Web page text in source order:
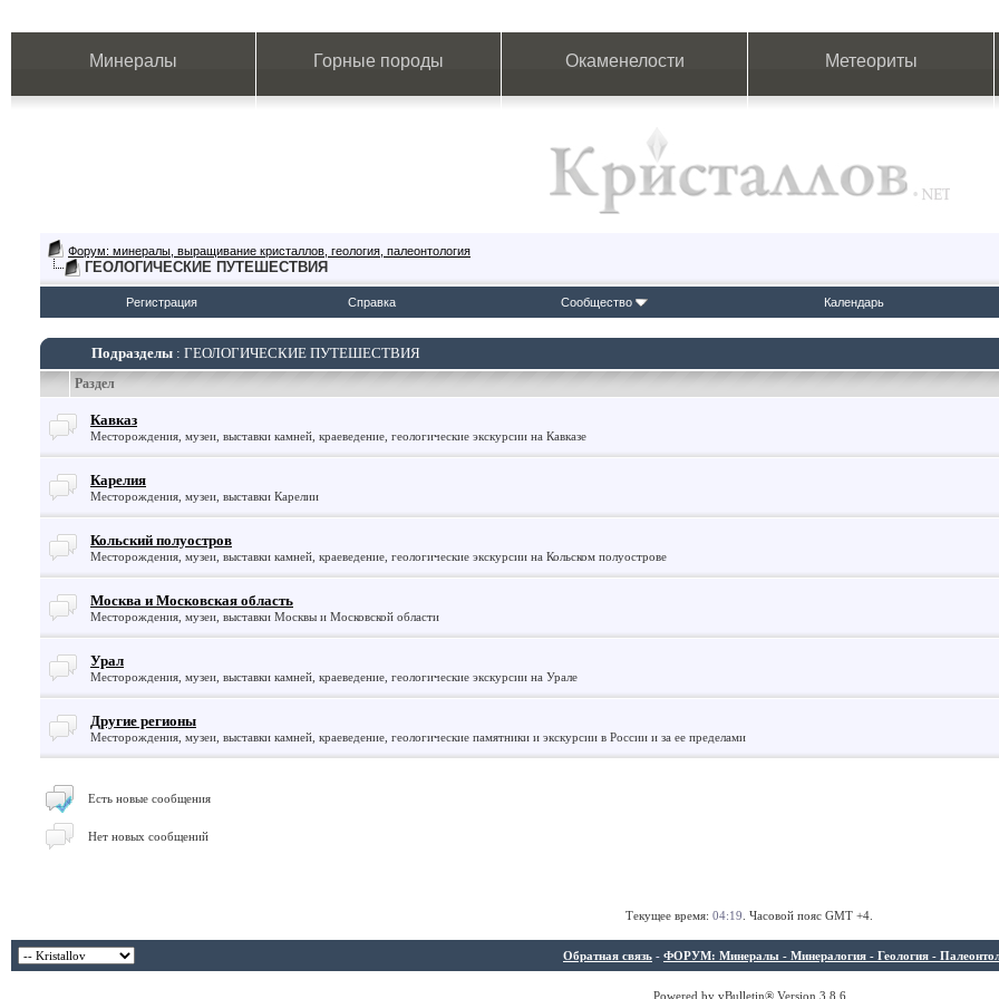
Минералы Горные породы Окаменелости Метеориты
Форум: минералы, выращивание кристаллов, геология, палеонтология
ГЕОЛОГИЧЕСКИЕ ПУТЕШЕСТВИЯ
Регистрация Справка Сообщество Календарь
Подразделы : ГЕОЛОГИЧЕСКИЕ ПУТЕШЕСТВИЯ
Раздел
Кавказ
Месторождения, музеи, выставки камней, краеведение, геологические экскурсии на Кавказе
Карелия
Месторождения, музеи, выставки Карелии
Кольский полуостров
Месторождения, музеи, выставки камней, краеведение, геологические экскурсии на Кольском полуострове
Москва и Московская область
Месторождения, музеи, выставки Москвы и Московской области
Урал
Месторождения, музеи, выставки камней, краеведение, геологические экскурсии на Урале
Другие регионы
Месторождения, музеи, выставки камней, краеведение, геологические памятники и экскурсии в России и за ее пределами
Есть новые сообщения
Нет новых сообщений
Текущее время: 04:19 . Часовой пояс GMT +4.
Обратная связь - ФОРУМ: Минералы - Минералогия - Геология -
Powered by vBulletin® Version 3.8.6